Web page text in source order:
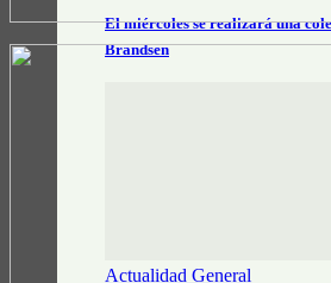
El miércoles se realizará una
Brandsen
Actualidad General